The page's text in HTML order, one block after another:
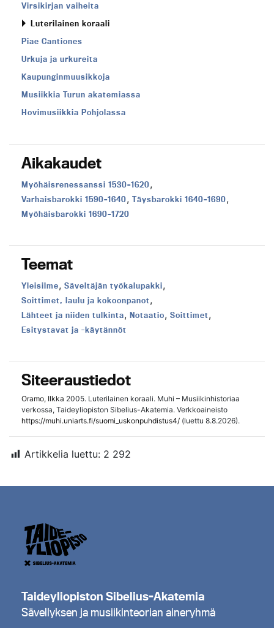
Virsikirjan vaiheita
Luterilainen koraali
Piae Cantiones
Urkuja ja urkureita
Kaupunginmuusikkoja
Musiikkia Turun akatemiassa
Hovimusiikkia Pohjolassa
Aikakaudet
Aikakausi:
Myöhäisrenessanssi 1530–1620,
Aikakausi:
Varhaisbarokki 1590–1640, Aikakausi:
Täysbarokki 1640–1690,
Aikakausi:
Myöhäisbarokki 1690–1720
Teemat
Teema:
Yleisilme, Teema:
Säveltäjän työkalupakki,
Teema:
Soittimet, laulu ja kokoonpanot,
Teema:
Lähteet ja niiden tulkinta, Teema:
Notaatio, Teema:
Soittimet,
Teema:
Esitystavat ja -käytännöt
Siteeraustiedot
Oramo, Ilkka 2005. Luterilainen koraali. Muhi – Musiikinhistoriaa
verkossa, Taideyliopiston Sibelius-Akatemia. Verkkoaineisto
https://muhi.uniarts.fi/suomi_uskonpuhdistus4/ (luettu 8.8.2026).
Artikkelia luettu: 2 292
Taideyliopiston Sibelius-Akatemia
Sävellyksen ja musiikinteorian aineryhmä